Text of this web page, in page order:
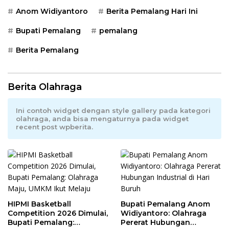
Anom Widiyantoro Berita Pemalang Hari Ini
Bupati Pemalang pemalang
Berita Pemalang
Berita Olahraga
Ini contoh widget dengan style gallery pada kategori
olahraga, anda bisa mengaturnya pada widget
recent post wpberita.
HIPMI Basketball
Competition 2026 Dimulai,
Bupati Pemalang:
Bupati Pemalang Anom
Widiyantoro: Olahraga
Pererat Hubungan